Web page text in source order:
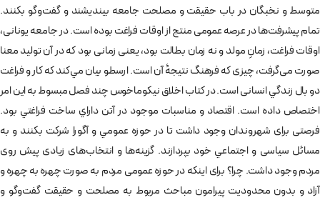
متوسط و نخبگان در باب حقيقت و مصلحت جامعه بیندیشند و گفت­‌وگو بکنند.
تمام پيشرفت­‌ها در عرصه عمومی منتج از اوقات فراغت بوده است. در جامعه يونانی،
اوقات فراغت، زمانِ مولد و نه زمان بطالت بود، يعنی زمانی بود كه در آن توليد معنا
صورت می‌گرفت، چیزی که فرهنگ نتیجۀ آن است. ارسطو بيان مي­‌كند كه كار و فراغت
دو بال زندگي انسانی است. در كتاب اخلاق نيكوماخوس چند فصل مبسوط به اين امر
اختصاص داده است. اقتصاد و مناسبات موجود در آتن داراي ساخت فراغتي بود.
فرصتی برای شهروندان وجود داشت تا در حوزه عمومي و آگورا شرکت بکنند و به
مسائل سیاسی و اجتماعي خود بپردازند. گزينه­‌ها و انتخاب‌­های زيادی پیش روی
مردم وجود داشت. چرا؟ برای اینکه در حوزه عمومی مردم به صورت چهره به چهره و
آزاد و بدون محدوديت پيرامون مباحث مربوط به مصلحت و حقيقت گفت­‌وگو و